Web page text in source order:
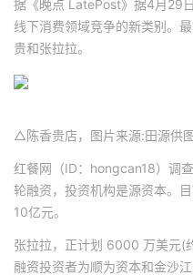
据《晚点 LatePost》据4月29
线下消费领域竞争的新类别。
贵和张拉拉。
△陈香贵店，图片来源:田源供
红餐网（ID：hongcan18）调
轮融资，投资机构是源资本。
10亿元。
张拉拉，正计划 6000 万美元(
融资投资者为顺为资本和金沙